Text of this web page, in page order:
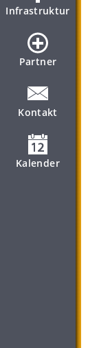
Infrastruktur
Partner
Kontakt
Kalender